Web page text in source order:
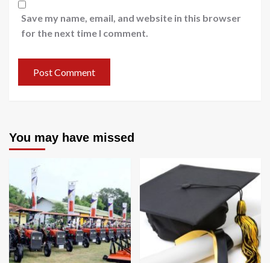
Save my name, email, and website in this browser
for the next time I comment.
You may have missed